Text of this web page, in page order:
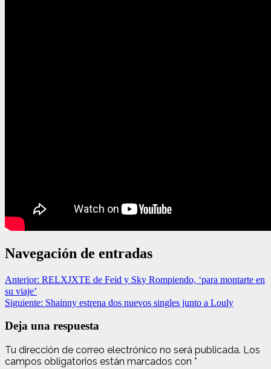
Navegación de entradas
Anterior: RELXJXTE de Feid y Sky Rompiendo, ‘para montarte en
su viaje’
Siguiente: Shainny estrena dos nuevos singles junto a Louly
Deja una respuesta
Tu dirección de correo electrónico no será publicada. Los
campos obligatorios están marcados con *